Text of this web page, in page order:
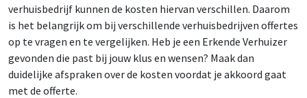
verhuisbedrijf kunnen de kosten hiervan verschillen. Daarom
is het belangrijk om bij verschillende verhuisbedrijven offertes
op te vragen en te vergelijken. Heb je een Erkende Verhuizer
gevonden die past bij jouw klus en wensen? Maak dan
duidelijke afspraken over de kosten voordat je akkoord gaat
met de offerte.